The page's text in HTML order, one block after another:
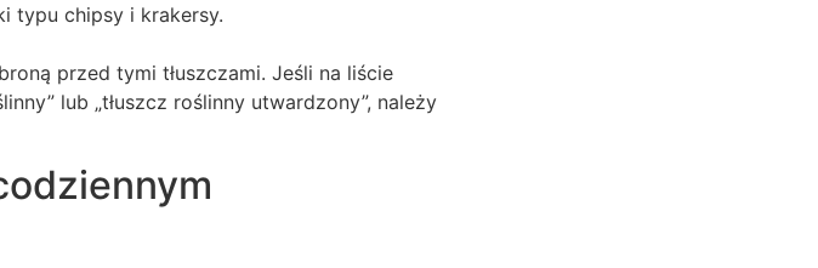
typu chipsy i krakersy.
przed tymi tłuszczami. Jeśli na liście
lub „tłuszcz roślinny utwardzony”, należy